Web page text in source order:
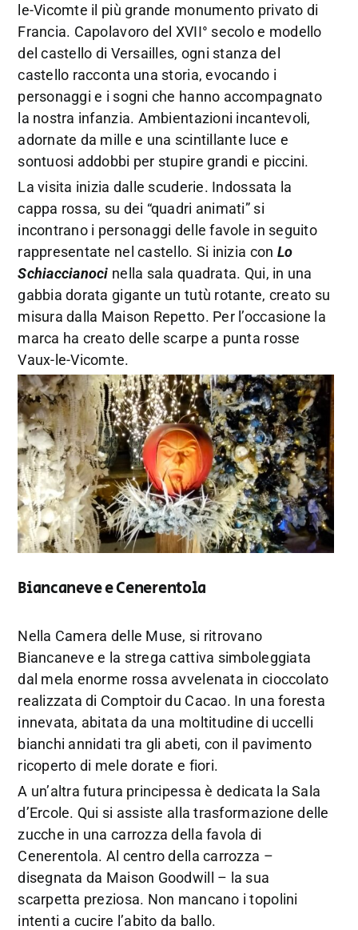
le-Vicomte il più grande monumento privato di
Francia. Capolavoro del XVII° secolo e modello
del castello di Versailles, ogni stanza del
castello racconta una storia, evocando i
personaggi e i sogni che hanno accompagnato
la nostra infanzia. Ambientazioni incantevoli,
adornate da mille e una scintillante luce e
sontuosi addobbi per stupire grandi e piccini.
La visita inizia dalle scuderie. Indossata la
cappa rossa, su dei “quadri animati” si
incontrano i personaggi delle favole in seguito
rappresentate nel castello. Si inizia con Lo
Schiaccianoci nella sala quadrata. Qui, in una
gabbia dorata gigante un tutù rotante, creato su
misura dalla Maison Repetto. Per l’occasione la
marca ha creato delle scarpe a punta rosse
Vaux-le-Vicomte.
Biancaneve e Cenerentola
Nella Camera delle Muse, si ritrovano
Biancaneve e la strega cattiva simboleggiata
dal mela enorme rossa avvelenata in cioccolato
realizzata di Comptoir du Cacao. In una foresta
innevata, abitata da una moltitudine di uccelli
bianchi annidati tra gli abeti, con il pavimento
ricoperto di mele dorate e fiori.
A un’altra futura principessa è dedicata la Sala
d’Ercole. Qui si assiste alla trasformazione delle
zucche in una carrozza della favola di
Cenerentola. Al centro della carrozza –
disegnata da Maison Goodwill – la sua
scarpetta preziosa. Non mancano i topolini
intenti a cucire l’abito da ballo.